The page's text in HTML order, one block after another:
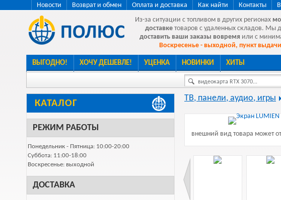
Новости Возврат и обмен Оплата и доставка Как найти Контакты
Из-за ситуации с топливом в других регионах
доставке товаров с удаленных складов. Мы
доставить ваши заказы вовремя или с
Воскресенье - выходной, пункт
ВЫГОДНО! ХОЧУ ДЕШЕВЛЕ! УЦЕНКА НОВИНКИ ХИТЫ
видеокарта RTX 3070...
КАТАЛОГ
РЕЖИМ РАБОТЫ
Понедельник - Пятница: 10:00-20:00
Суббота: 11:00-18:00
Воскресенье: выходной
ДОСТАВКА
ТВ, панели, аудио, игры
внешний вид товара может